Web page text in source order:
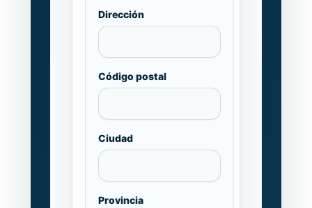
Dirección
Código postal
Ciudad
Provincia